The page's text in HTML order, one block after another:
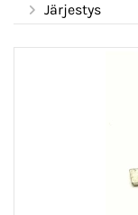
Järjestys